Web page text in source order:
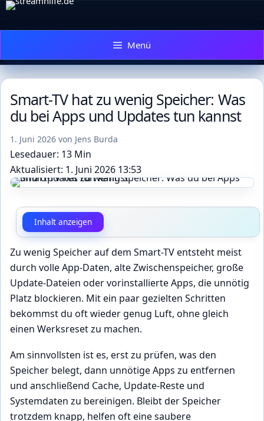
Zum
Menü
Smart-TV hat zu wenig Speicher: Was
du bei Apps und Updates tun kannst
1. Juni 2026 von Jens Burda
Lesedauer: 13 Min
Aktualisiert: 1. Juni 2026 13:53
Inhalt anzeigen
Zu wenig Speicher auf dem Smart-TV entsteht meist
durch volle App-Daten, alte Zwischenspeicher, große
Update-Dateien oder vorinstallierte Apps, die unnötig
Platz blockieren. Mit ein paar gezielten Schritten
bekommst du oft wieder genug Luft, ohne gleich
einen Werksreset zu machen.
Am sinnvollsten ist es, erst zu prüfen, was den
Speicher belegt, dann unnötige Apps zu entfernen
und anschließend Cache, Update-Reste und
Systemdaten zu bereinigen. Bleibt der Speicher
trotzdem knapp, helfen oft eine saubere